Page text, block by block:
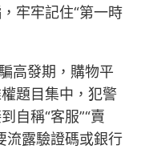
牢牢記住“第一時
高發期，購物平
題目集中，犯警
自稱“客服”“賣
流露驗證碼或銀行